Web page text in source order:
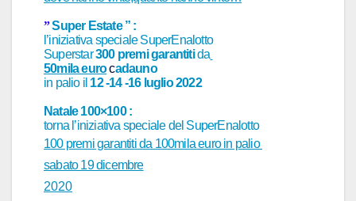
”Super Estate ” :
l’iniziativa speciale SuperEnalotto
Superstar300 premi garantitida
50mila eurocadauno
in palio il 12 -14 -16 luglio2022
Natale 100×100 :
torna l’iniziativa speciale del SuperEnalotto
100 premi garantiti da 100mila euro in palio
sabato 19 dicembre
2020